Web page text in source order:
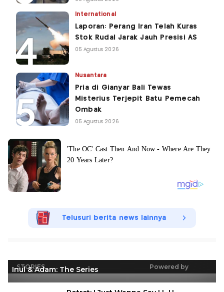
International
Laporan: Perang Iran Telah Kuras
Stok Rudal Jarak Jauh Presisi AS
05 Agustus 2026
Nusantara
Pria di Gianyar Bali Tewas
Misterius Terjepit Batu Pemecah
Ombak
05 Agustus 2026
Telusuri berita news lainnya